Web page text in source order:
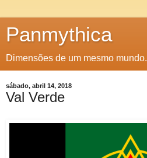
Panmythica
Dimensões de um mesmo mundo.
sábado, abril 14, 2018
Val Verde